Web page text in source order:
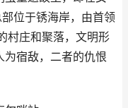
位于锈海岸，由首领
村庄和聚落，文明形
为宿敌，二者的仇恨